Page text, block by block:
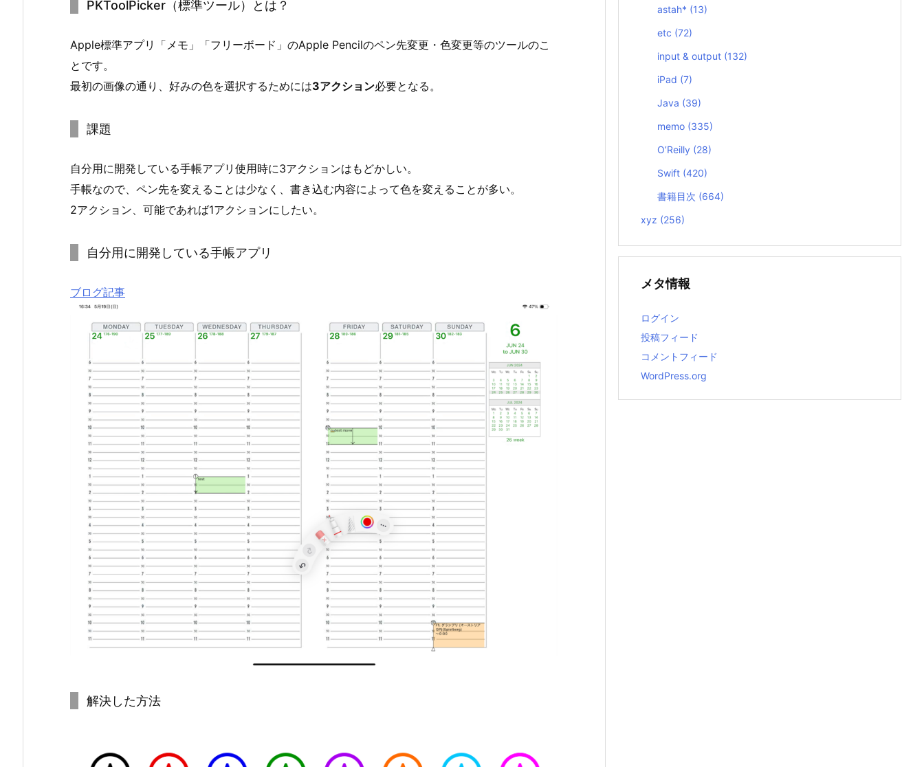
PKToolPicker（標準ツール）とは？
Apple標準アプリ「メモ」「フリーボード」のApple Pencilのペン先変更・色変更等のツールのこ
とです。
最初の画像の通り、好みの色を選択するためには3アクション必要となる。
課題
自分用に開発している手帳アプリ使用時に3アクションはもどかしい。
手帳なので、ペン先を変えることは少なく、書き込む内容によって色を変えることが多い。
2アクション、可能であれば1アクションにしたい。
自分用に開発している手帳アプリ
ブログ記事
解決した方法
astah* (13)
etc (72)
input & output (132)
iPad (7)
Java (39)
memo (335)
O’Reilly (28)
Swift (420)
書籍目次 (664)
xyz (256)
メタ情報
ログイン
投稿フィード
コメントフィード
WordPress.org